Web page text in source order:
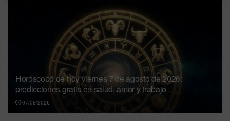
Horóscopo de hoy viernes 7 de agosto de 2026:
predicciones gratis en salud, amor y trabajo
07/08/2026